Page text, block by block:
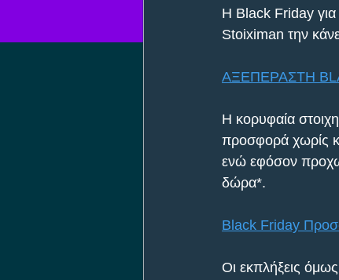
H Black Friday για
Stoiximan την
AΞΕΠΕΡΑΣΤΗ
Η κορυφαία
προσφορά χωρίς
ενώ εφόσον
δώρα*.
Black Friday
Οι εκπλήξεις